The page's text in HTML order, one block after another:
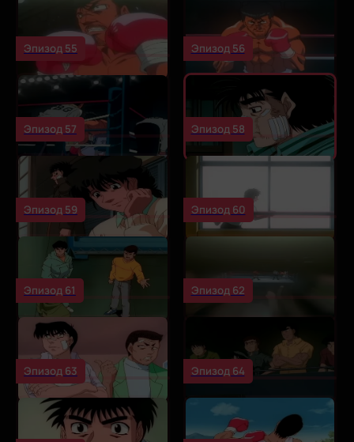
Эпизод 55 Эпизод 56
Эпизод 57 Эпизод 58
Эпизод 59 Эпизод 60
Эпизод 61 Эпизод 62
Эпизод 63 Эпизод 64